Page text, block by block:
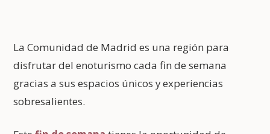
La Comunidad de Madrid es una región para
disfrutar del enoturismo cada fin de semana
gracias a sus espacios únicos y experiencias
sobresalientes.